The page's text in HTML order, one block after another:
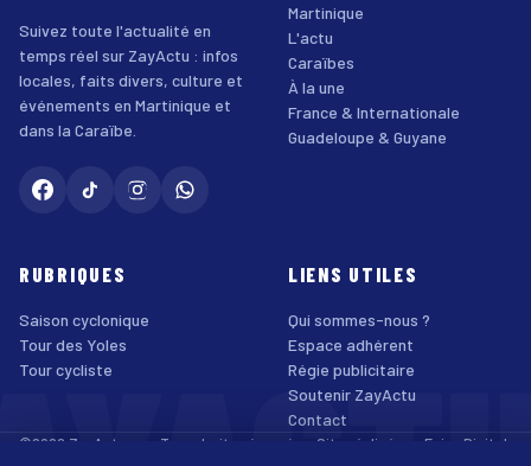
Suivez toute l'actualité en
temps réel sur ZayActu : infos
locales, faits divers, culture et
événements en Martinique et
dans la Caraïbe.
Martinique
L'actu
Caraïbes
À la une
France & Internationale
Guadeloupe & Guyane
RUBRIQUES
Saison cyclonique
Tour des Yoles
Tour cycliste
LIENS UTILES
Qui sommes-nous ?
Espace adhérent
Régie publicitaire
Soutenir ZayActu
Contact
©2026 ZayActu.org. Tous droits réservés. · Site réalisé par Enjoy Digital